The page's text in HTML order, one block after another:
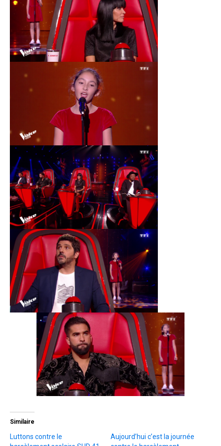
Similaire
Luttons contre le
Aujourd’hui c’est la journée